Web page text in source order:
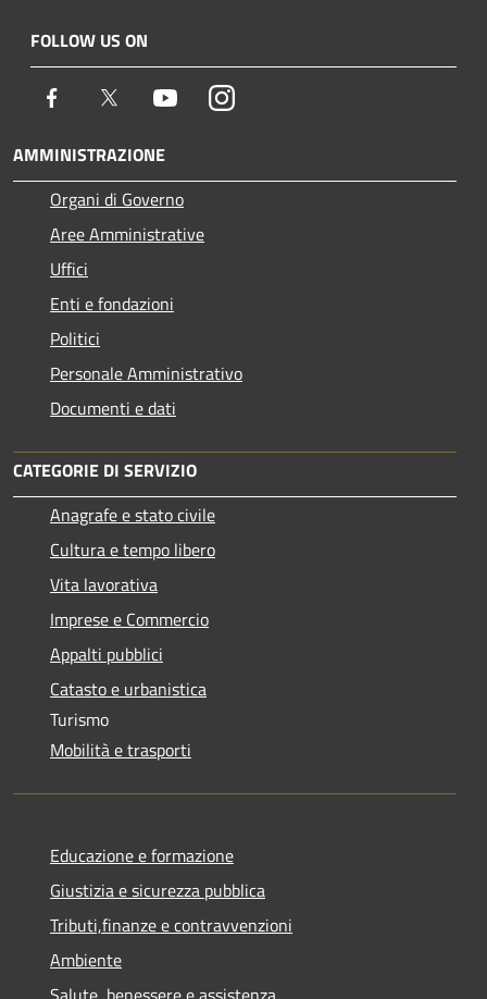
FOLLOW US ON
Facebook Twitter YoutubeInstagram
AMMINISTRAZIONE
Organi di Governo
Aree Amministrative
Uffici
Enti e fondazioni
Politici
Personale Amministrativo
Documenti e dati
CATEGORIE DI SERVIZIO
Anagrafe e stato civile
Cultura e tempo libero
Vita lavorativa
Imprese e Commercio
Appalti pubblici
Catasto e urbanistica
Turismo
Mobilità e trasporti
Educazione e formazione
Giustizia e sicurezza pubblica
Tributi,finanze e contravvenzioni
Ambiente